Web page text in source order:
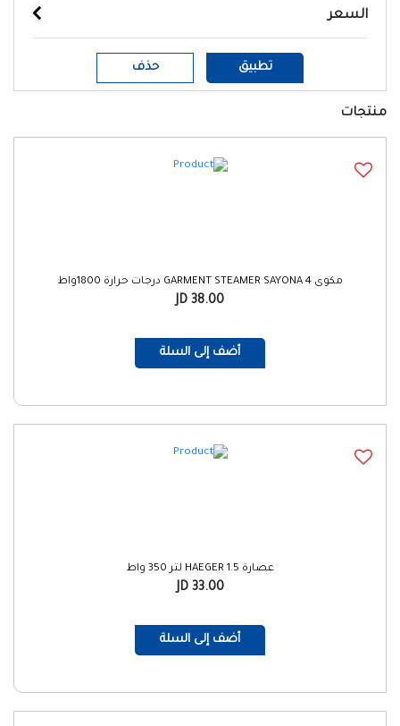
السعر
تطبيق حذف
منتجات
مكوى GARMENT STEAMER SAYONA 4 درجات حرارة 1800واط
38.00 JD
أضف إلى السلة
عصارة HAEGER 1.5 لتر 350 واط
33.00 JD
أضف إلى السلة